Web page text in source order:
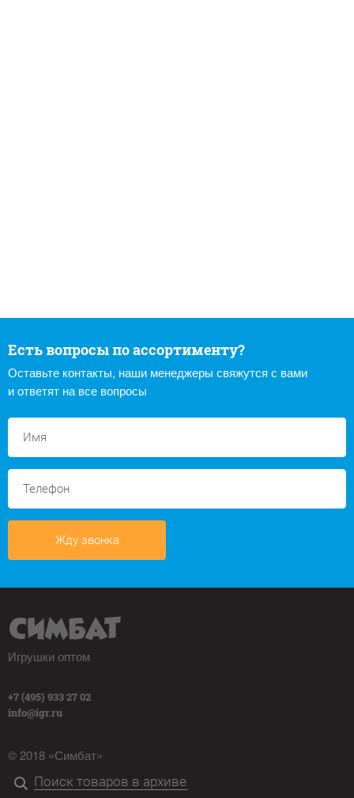
Есть вопросы по ассортименту?
Оставьте контакты, наши менеджеры свяжутся с вами
и ответят на все вопросы
Жду звонка
Игрушки оптом
+7 (495) 933 27 02
info@igr.ru
© 2018 «Симбат»